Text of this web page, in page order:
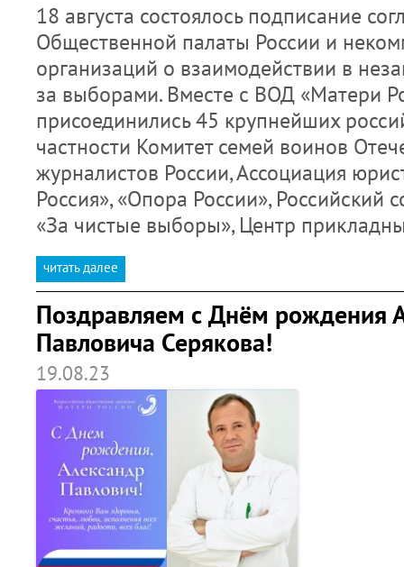
18 августа состоялось подписание
Общественной палаты России и
организаций о взаимодействии в
за выборами. Вместе с ВОД «Матери
присоединились 45 крупнейших
частности Комитет семей воинов
журналистов России, Ассоциация
Россия», «Опора России», Российский
«За чистые выборы», Центр
читать далее
Поздравляем с Днём рождения
Павловича Серякова!
19.08.23